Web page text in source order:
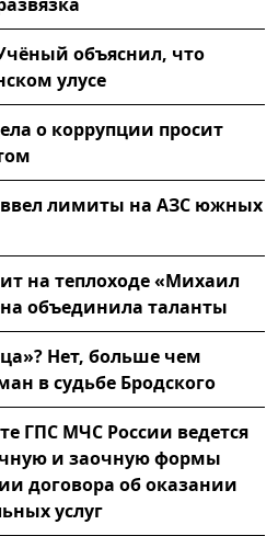
объяснил, что
улусе
о коррупции просит
ввел лимиты на АЗС южных
на теплоходе «Михаил
объединила таланты
Нет, больше чем
в судьбе Бродского
ГПС МЧС России ведется
и заочную формы
договора об оказании
услуг